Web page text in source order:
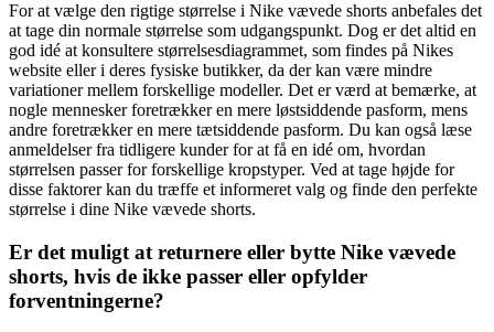
For at vælge den rigtige størrelse i Nike vævede shorts anbefales det
at tage din normale størrelse som udgangspunkt. Dog er det altid en
god idé at konsultere størrelsesdiagrammet, som findes på Nikes
website eller i deres fysiske butikker, da der kan være mindre
variationer mellem forskellige modeller. Det er værd at bemærke, at
nogle mennesker foretrækker en mere løstsiddende pasform, mens
andre foretrækker en mere tætsiddende pasform. Du kan også læse
anmeldelser fra tidligere kunder for at få en idé om, hvordan
størrelsen passer for forskellige kropstyper. Ved at tage højde for
disse faktorer kan du træffe et informeret valg og finde den perfekte
størrelse i dine Nike vævede shorts.
Er det muligt at returnere eller bytte Nike vævede
shorts, hvis de ikke passer eller opfylder
forventningerne?